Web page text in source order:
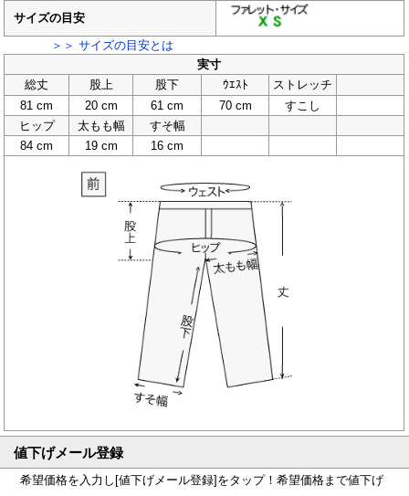
サイズの目安
＞＞ サイズの目安とは
実寸
総丈
股上 股下 ｳｴｽﾄ
ストレッチ
81 cm
20 cm 61 cm 70 cm
すこし
ヒップ
太もも幅
すそ幅
84 cm
19 cm 16 cm
値下げメール登録
希望価格を入力し[値下げメール登録]をタップ！希望価格まで値下げ